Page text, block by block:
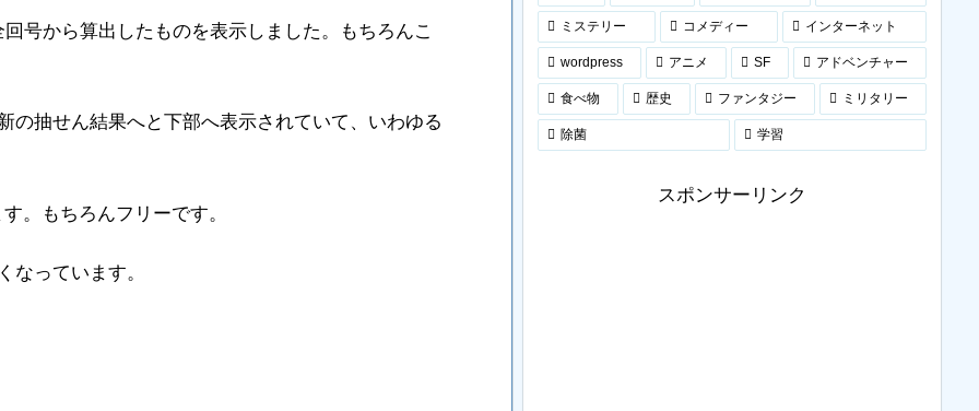
号から算出したものを表示しました。もちろんこ
の抽せん結果へと下部へ表示されていて、いわゆる
。もちろんフリーです。
なっています。
ミステリー コメディー インターネット
wordpress アニメ SF アドベンチャー
食べ物 歴史 ファンタジー ミリタリー
除菌 学習
スポンサーリンク